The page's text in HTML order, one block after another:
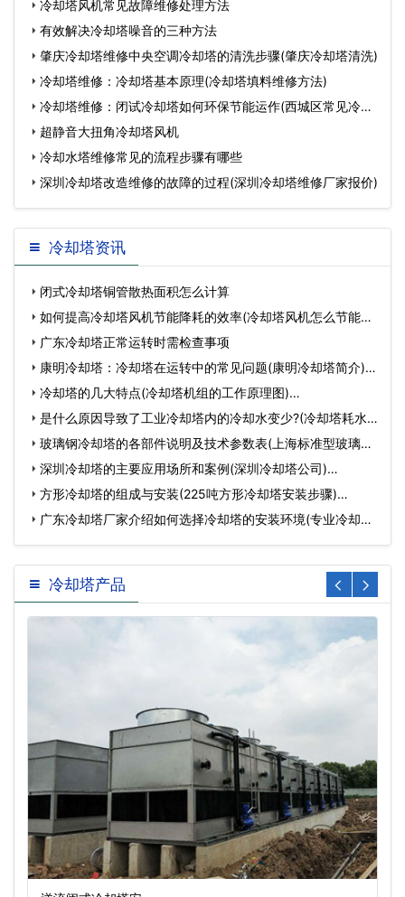
冷却塔风机常见故障维修处理方法
有效解决冷却塔噪音的三种方法
肇庆冷却塔维修中央空调冷却塔的清洗步骤(肇庆冷却塔清洗)
冷却塔维修：冷却塔基本原理(冷却塔填料维修方法)
冷却塔维修：闭试冷却塔如何环保节能运作(西城区常见冷却
塔设超静音大扭角冷却塔风机
冷却水塔维修常见的流程步骤有哪些
深圳冷却塔改造维修的故障的过程(深圳冷却塔维修厂家报价)
冷却塔资讯
闭式冷却塔铜管散热面积怎么计算
如何提高冷却塔风机节能降耗的效率(冷却塔风机怎么节能降
耗…广东冷却塔正常运转时需检查事项
康明冷却塔：冷却塔在运转中的常见问题(康明冷却塔简介)…
冷却塔的几大特点(冷却塔机组的工作原理图)…
是什么原因导致了工业冷却塔内的冷却水变少?(冷却塔耗水
量…玻璃钢冷却塔的各部件说明及技术参数表(上海标准型玻璃钢
冷…深圳冷却塔的主要应用场所和案例(深圳冷却塔公司)…
方形冷却塔的组成与安装(225吨方形冷却塔安装步骤)…
广东冷却塔厂家介绍如何选择冷却塔的安装环境(专业冷却塔
生…
冷却塔产品